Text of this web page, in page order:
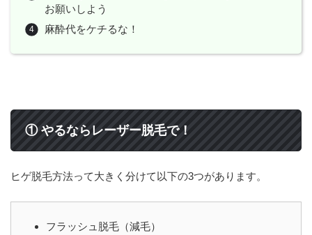
お願いしよう
麻酔代をケチるな！
① やるならレーザー脱毛で！
ヒゲ脱毛方法って大きく分けて以下の3つがあります。
フラッシュ脱毛（減毛）